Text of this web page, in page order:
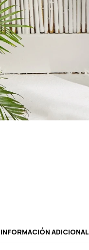
INFORMACIÓN ADICIONAL